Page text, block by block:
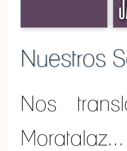
Nuestros
Nos
Moratalaz...